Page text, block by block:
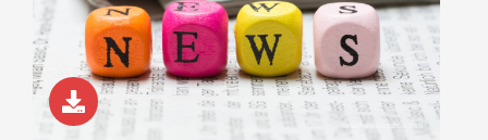
© wsf-sh/Shotshop.com